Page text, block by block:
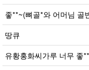
좋**~(뼈골*와 어머님 골
땅큐
유황홍화씨가루 너무 좋**